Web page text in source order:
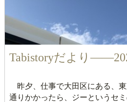
Tabistoryだより
昨夕、仕事で大田区にある、
通りかかったら、ジーというセ